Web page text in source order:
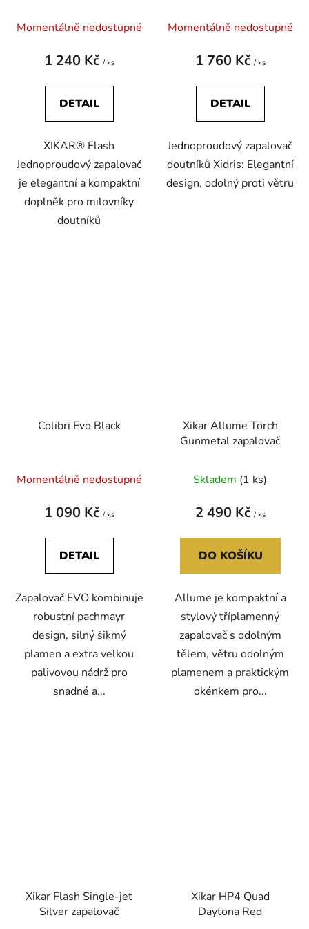
Momentálně nedostupné
1 240 Kč / ks
DETAIL
XIKAR® Flash
Jednoproudový zapalovač
je elegantní a kompaktní
doplněk pro milovníky
doutníků
Momentálně nedostupné
1 760 Kč / ks
DETAIL
Jednoproudový zapalovač
doutníků Xidris: Elegantní
design, odolný proti větru
Colibri Evo Black
Momentálně nedostupné
1 090 Kč / ks
DETAIL
Zapalovač EVO kombinuje
robustní pachmayr
design, silný šikmý
plamen a extra velkou
palivovou nádrž pro
snadné a...
Xikar Allume Torch
Gunmetal zapalovač
Skladem (1 ks)
2 490 Kč / ks
DO KOŠÍKU
Allume je kompaktní a
stylový tříplamenný
zapalovač s odolným
tělem, větru odolným
plamenem a praktickým
okénkem pro...
Xikar Flash Single-jet
Silver zapalovač
Xikar HP4 Quad
Daytona Red